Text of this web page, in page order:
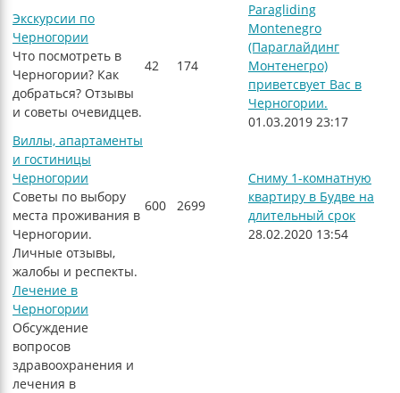
Экскурсии по
Черногории
Что посмотреть в
Черногории? Как
добраться? Отзывы
и советы очевидцев.
42 174
Paragliding
Montenegro
(Параглайдинг
Монтенегро)
приветсвует Вас в
Черногории.
01.03.2019 23:17
Виллы, апартаменты
и гостиницы
Черногории
Советы по выбору
места проживания в
Черногории.
Личные отзывы,
жалобы и респекты.
600 2699
Сниму 1-комнатную
квартиру в Будве на
длительный срок
28.02.2020 13:54
Лечение в
Черногории
Обсуждение
вопросов
здравоохранения и
лечения в